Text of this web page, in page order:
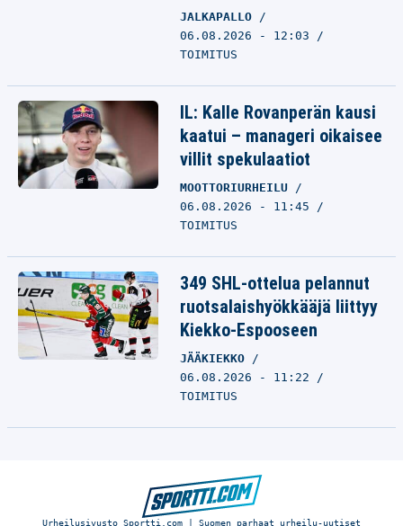
JALKAPALLO
06.08.2026 - 12:03
TOIMITUS
IL: Kalle Rovanperän kausi
kaatui – manageri oikaisee
villit spekulaatiot
MOOTTORIURHEILU
06.08.2026 - 11:45
TOIMITUS
349 SHL-ottelua pelannut
ruotsalaishyökkääjä liittyy
Kiekko-Espooseen
JÄÄKIEKKO
06.08.2026 - 11:22
TOIMITUS
Urheilusivusto Sportti.com | Suomen parhaat urheilu-uutiset